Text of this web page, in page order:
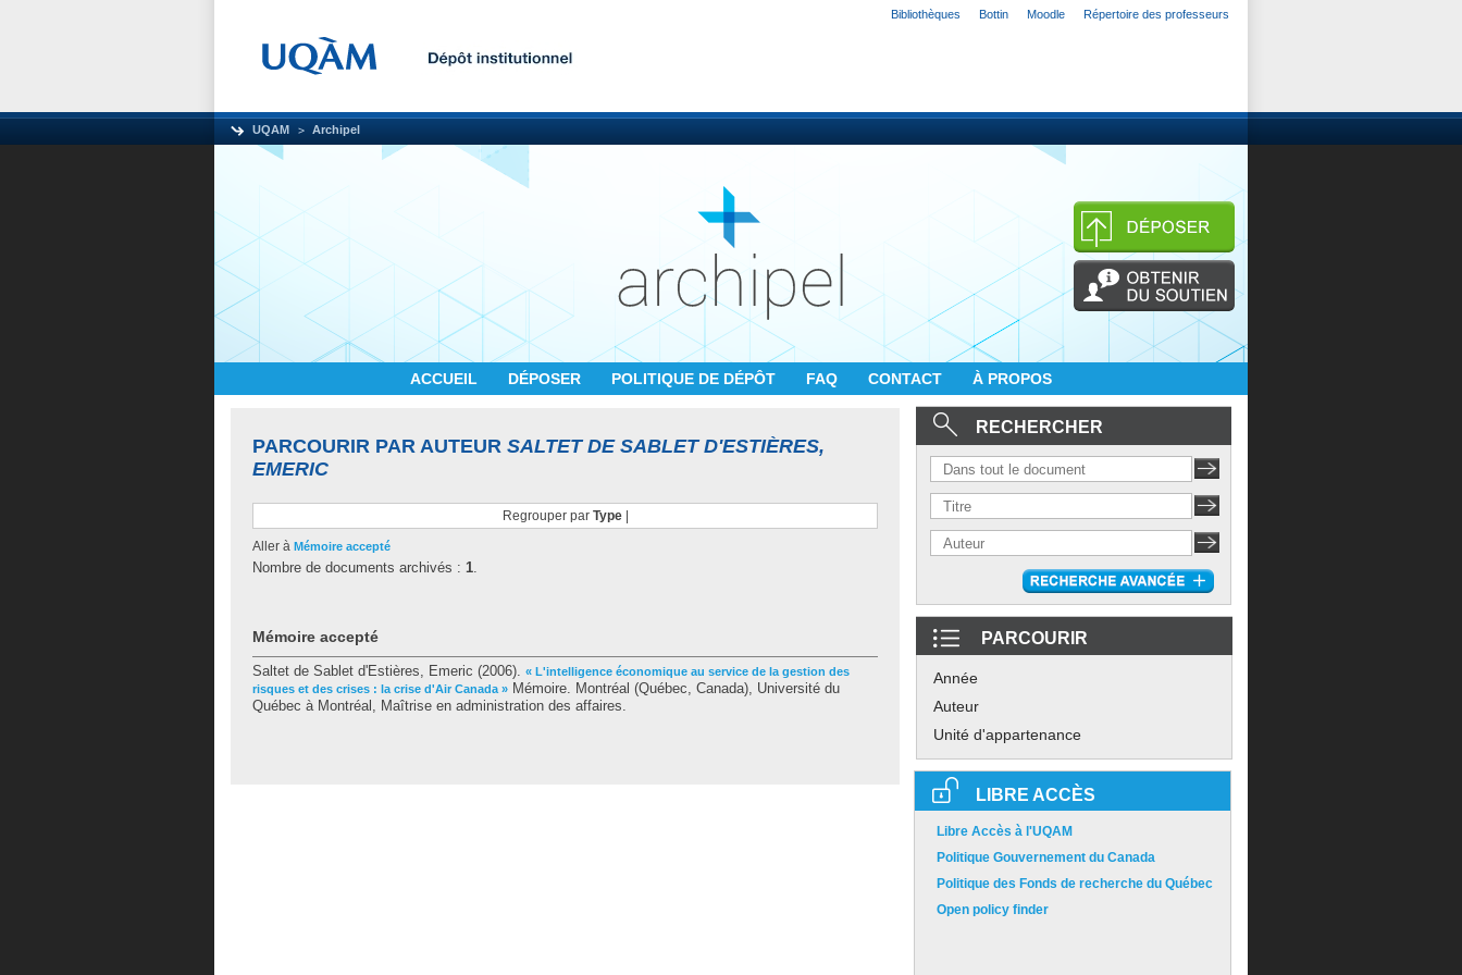
Bibliothèques Bottin Moodle Répertoire des professeurs
UQAM Archipel
ACCUEIL DÉPOSER POLITIQUE DE DÉPÔT FAQ CONTACT À PROPOS
PARCOURIR PAR AUTEUR SALTET DE SABLET D'ESTIÈRES,
EMERIC
Regrouper par Type|
Aller à Mémoire accepté
Nombre de documents archivés : 1.
Mémoire accepté
Saltet de Sablet d'Estières, Emeric (2006). « L'intelligence économique au service de la gestion des
risques et des crises : la crise d'Air Canada » Mémoire. Montréal (Québec, Canada), Université du
Québec à Montréal, Maîtrise en administration des affaires.
RECHERCHER
PARCOURIR
Année
Auteur
Unité d'appartenance
LIBRE ACCÈS
Libre Accès à l'UQAM
Politique Gouvernement du Canada
Politique des Fonds de recherche du Québec
Open policy finder